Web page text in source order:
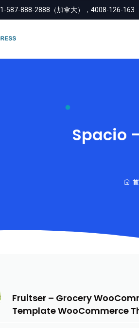
1-587-888-2888（加拿大），4008-126-163
Spacio
Fruitser – Grocery
Template WooCommerce